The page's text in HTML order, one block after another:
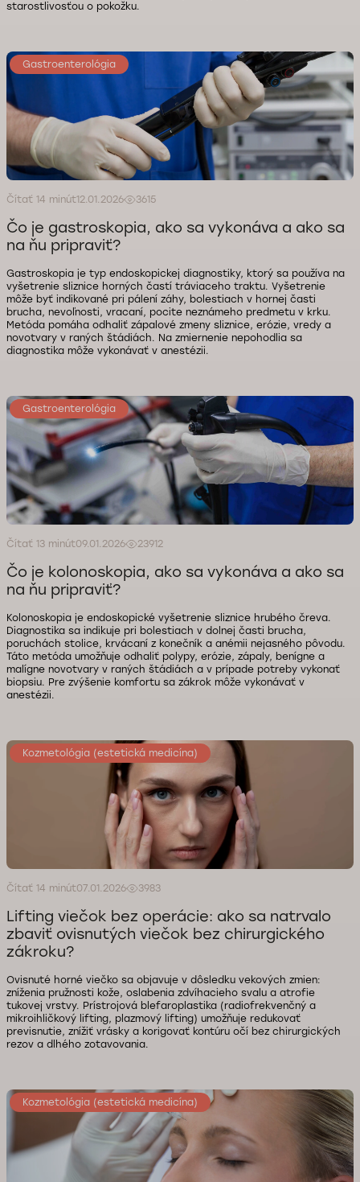
starostlivosťou o pokožku.
Gastroenterológia
Čítať 14 minút12.01.2026 3615
Čo je gastroskopia, ako sa vykonáva a ako sa
na ňu pripraviť?
Gastroskopia je typ endoskopickej diagnostiky, ktorý sa používa na
vyšetrenie sliznice horných častí tráviaceho traktu. Vyšetrenie
môže byť indikované pri pálení záhy, bolestiach v hornej časti
brucha, nevoľnosti, vracaní, pocite neznámeho predmetu v krku.
Metóda pomáha odhaliť zápalové zmeny sliznice, erózie, vredy a
novotvary v raných štádiách. Na zmiernenie nepohodlia sa
diagnostika môže vykonávať v anestézii.
Gastroenterológia
Čítať 13 minút09.01.2026 23912
Čo je kolonoskopia, ako sa vykonáva a ako sa
na ňu pripraviť?
Kolonoskopia je endoskopické vyšetrenie sliznice hrubého čreva.
Diagnostika sa indikuje pri bolestiach v dolnej časti brucha,
poruchách stolice, krvácaní z konečník a anémii nejasného pôvodu.
Táto metóda umožňuje odhaliť polypy, erózie, zápaly, benígne a
malígne novotvary v raných štádiách a v prípade potreby vykonať
biopsiu. Pre zvýšenie komfortu sa zákrok môže vykonávať v
anestézii.
Kozmetológia (estetická medicína)
Čítať 14 minút07.01.2026 3983
Lifting viečok bez operácie: ako sa natrvalo
zbaviť ovisnutých viečok bez chirurgického
zákroku?
Ovisnuté horné viečko sa objavuje v dôsledku vekových zmien:
zníženia pružnosti kože, oslabenia zdvíhacieho svalu a atrofie
tukovej vrstvy. Prístrojová blefaroplastika (radiofrekvenčný a
mikroihličkový lifting, plazmový lifting) umožňuje redukovať
previsnutie, znížiť vrásky a korigovať kontúru očí bez chirurgických
rezov a dlhého zotavovania.
Kozmetológia (estetická medicína)